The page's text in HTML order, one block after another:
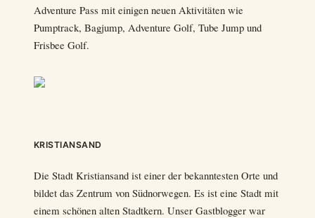
Adventure Pass mit einigen neuen Aktivitäten wie
Pumptrack, Bagjump, Adventure Golf, Tube Jump und
Frisbee Golf.
KRISTIANSAND
Die Stadt Kristiansand ist einer der bekanntesten Orte und
bildet das Zentrum von Südnorwegen. Es ist eine Stadt mit
einem schönen alten Stadtkern. Unser Gastblogger war